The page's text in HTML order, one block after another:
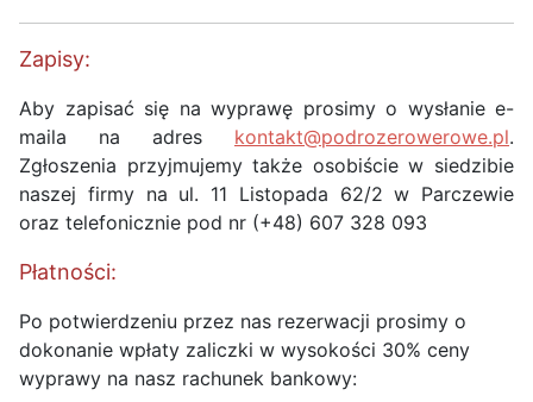
Zapisy:
Aby zapisać się na wyprawę prosimy o wysłanie e-
maila na adres kontakt@podrozerowerowe.pl.
Zgłoszenia przyjmujemy także osobiście w siedzibie
naszej firmy na ul. 11 Listopada 62/2 w Parczewie
oraz telefonicznie pod nr (+48) 607 328 093
Płatności:
Po potwierdzeniu przez nas rezerwacji prosimy o
dokonanie wpłaty zaliczki w wysokości 30% ceny
wyprawy na nasz rachunek bankowy: